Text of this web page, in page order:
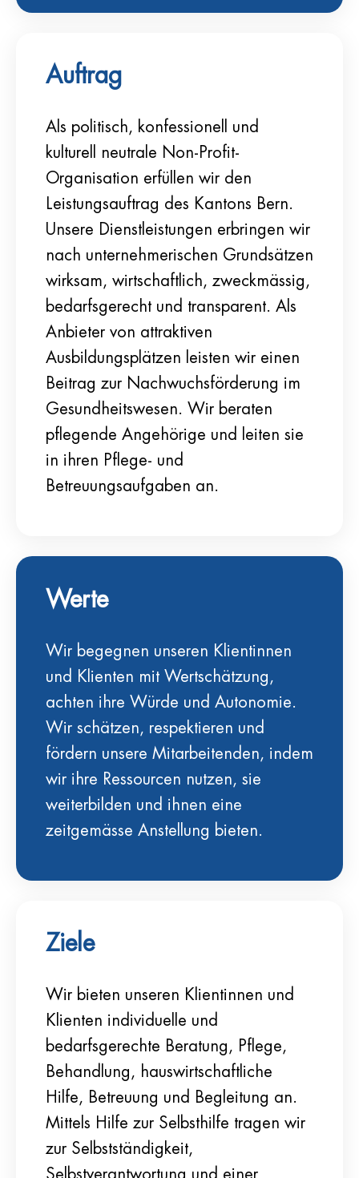
Auftrag
Als politisch, konfessionell und
kulturell neutrale Non-Profit-
Organisation erfüllen wir den
Leistungsauftrag des Kantons Bern.
Unsere Dienstleistungen erbringen wir
nach unternehmerischen Grundsätzen
wirksam, wirtschaftlich, zweckmässig,
bedarfsgerecht und transparent. Als
Anbieter von attraktiven
Ausbildungsplätzen leisten wir einen
Beitrag zur Nachwuchsförderung im
Gesundheitswesen. Wir beraten
pflegende Angehörige und leiten sie
in ihren Pflege- und
Betreuungsaufgaben an.
Ziele
Wir bieten unseren Klientinnen und
Klienten individuelle und
bedarfsgerechte Beratung, Pflege,
Behandlung, hauswirtschaftliche
Hilfe, Betreuung und Begleitung an.
Mittels Hilfe zur Selbsthilfe tragen wir
zur Selbstständigkeit,
Werte
Wir begegnen unseren Klientinnen
und Klienten mit Wertschätzung,
achten ihre Würde und Autonomie.
Wir schätzen, respektieren und
fördern unsere Mitarbeitenden, indem
wir ihre Ressourcen nutzen, sie
weiterbilden und ihnen eine
zeitgemässe Anstellung bieten.